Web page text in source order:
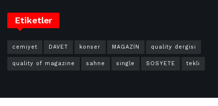
Etiketler
cemiyet DAVET konser MAGAZİN quality dergisi
quality of magazine sahne single SOSYETE tekli